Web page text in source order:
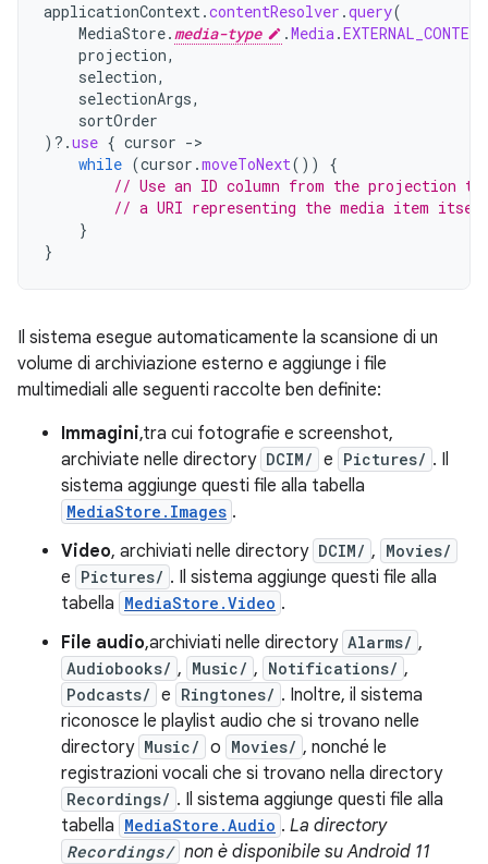
applicationContext.contentResolver .query(
MediaStore.media-type .Media.
projection,
selection,
selectionArgs,
sortOrder
) ?.use { cursor ->
while (cursor .moveToNext())
{
// Use an ID column from the projection to
// a URI representing the media item
}
}
Il sistema esegue automaticamente la scansione di un
volume di archiviazione esterno e aggiunge i file
multimediali alle seguenti raccolte ben definite:
Immagini,tra cui fotografie e screenshot,
archiviate nelle directory DCIM/ e Pictures/ . Il
sistema aggiunge questi file alla tabella
MediaStore.Images .
Video, archiviati nelle directory DCIM/ , Movies/
e Pictures/ . Il sistema aggiunge questi file alla
tabella MediaStore.Video .
File audio,archiviati nelle directory Alarms/ ,
Audiobooks/ , Music/ , Notifications/ ,
Podcasts/ e Ringtones/ . Inoltre, il sistema
riconosce le playlist audio che si trovano nelle
directory Music/ o Movies/ , nonché le
registrazioni vocali che si trovano nella directory
Recordings/ . Il sistema aggiunge questi file alla
tabella MediaStore.Audio . La directory
Recordings/ non è disponibile su Android 11